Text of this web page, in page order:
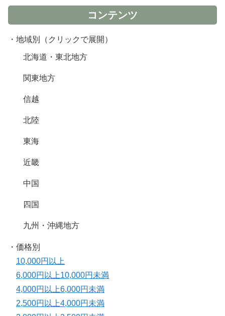
コンテンツ
・地域別（クリックで展開）
北海道・東北地方
関東地方
信越
北陸
東海
近畿
中国
四国
九州・沖縄地方
・価格別
10,000円以上
6,000円以上10,000円未満
4,000円以上6,000円未満
2,500円以上4,000円未満